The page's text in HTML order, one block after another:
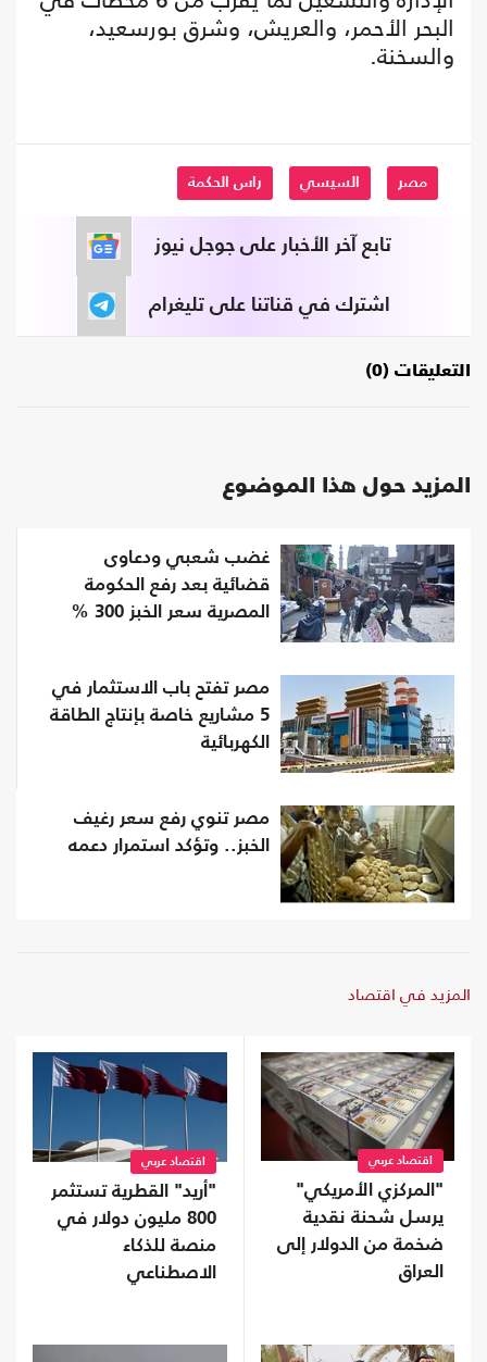
البحر الأحمر، والعريش، وشرق بورسعيد،
والسخنة.
مصر السيسي راس الحكمة
تابع آخر الأخبار على جوجل نيوز
اشترك في قناتنا على تليغرام
التعليقات (0)
المزيد حول هذا الموضوع
غضب شعبي ودعاوى
قضائية بعد رفع الحكومة
المصرية سعر الخبز 300 %
مصر تفتح باب الاستثمار في
5 مشاريع خاصة بإنتاج الطاقة
الكهربائية
مصر تنوي رفع سعر رغيف
الخبز.. وتؤكد استمرار دعمه
المزيد في اقتصاد
اقتصاد عربي
"المركزي الأمريكي"
يرسل شحنة نقدية
ضخمة من الدولار إلى
العراق
اقتصاد عربي
"أريد" القطرية تستثمر
800 مليون دولار في
منصة للذكاء
الاصطناعي